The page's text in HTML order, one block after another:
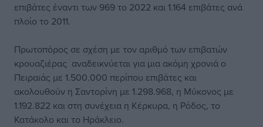
επιβάτες έναντι των 969 το 2022 και 1.164 επιβάτες ανά
πλοίο το 2011.
Πρωτοπόρος σε σχέση με τον αριθμό των επιβατών
κρουαζιέρας αναδεικνύεται για μια ακόμη χρονιά ο
Πειραιάς με 1.500.000 περίπου επιβάτες και
ακολουθούν η Σαντορίνη με 1.298.968, η Μύκονος με
1.192.822 και στη συνέχεια η Κέρκυρα, η Ρόδος, το
Κατάκολο και το Ηράκλειο.